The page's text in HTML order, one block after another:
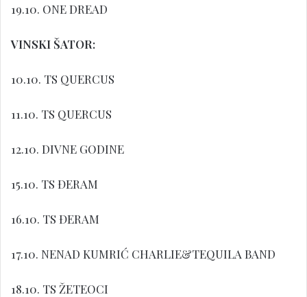
19.10. ONE DREAD
VINSKI ŠATOR:
10.10. TS QUERCUS
11.10. TS QUERCUS
12.10. DIVNE GODINE
15.10. TS ĐERAM
16.10. TS ĐERAM
17.10. NENAD KUMRIĆ CHARLIE&TEQUILA BAND
18.10. TS ŽETEOCI